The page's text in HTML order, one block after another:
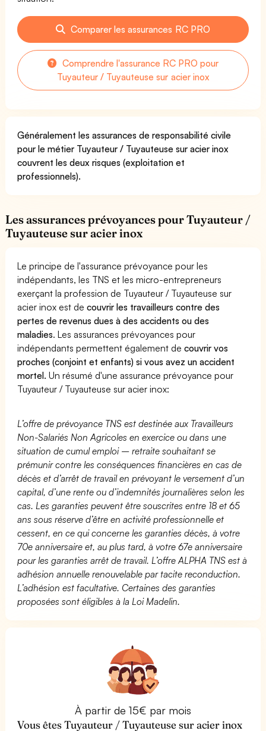
Comparer les assurances RC PRO
Comprendre l'assurance RC PRO pour
Tuyauteur / Tuyauteuse sur acier inox
Généralement les assurances de responsabilité civile
pour le métier Tuyauteur / Tuyauteuse sur acier inox
couvrent les deux risques (exploitation et
professionnels).
Les assurances prévoyances pour Tuyauteur /
Tuyauteuse sur acier inox
Le principe de l'assurance prévoyance pour les
indépendants, les TNS et les micro-entrepreneurs
exerçant la profession de Tuyauteur / Tuyauteuse sur
acier inox est decouvrir les travailleurs contre des
pertes de revenus dues à des accidents ou des
maladies. Les assurances prévoyances pour
indépendants permettent également decouvrir vos
proches (conjoint et enfants) si vous avez un accident
mortel. Un résumé d'une assurance prévoyance pour
Tuyauteur / Tuyauteuse sur acier inox:
L’offre de prévoyance TNS est destinée aux Travailleurs
Non-Salariés Non Agricoles en exercice ou dans une
situation de cumul emploi – retraite souhaitant se
prémunir contre les conséquences financières en cas de
décès et d’arrêt de travail en prévoyant le versement d’un
capital, d’une rente ou d’indemnités journalières selon les
cas. Les garanties peuvent être souscrites entre 18 et 65
ans sous réserve d’être en activité professionnelle et
cessent, en ce qui concerne les garanties décès, à votre
70e anniversaire et, au plus tard, à votre 67e anniversaire
pour les garanties arrêt de travail. L’offre ALPHA TNS est à
adhésion annuelle renouvelable par tacite reconduction.
L’adhésion est facultative. Certaines des garanties
proposées sont éligibles à la Loi Madelin.
À partir de 15€ par mois
Vous êtes Tuyauteur / Tuyauteuse sur acier inox